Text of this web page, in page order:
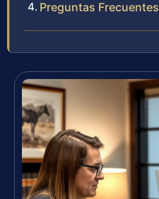
Preguntas Frecuentes